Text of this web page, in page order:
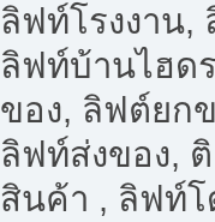
ลิฟท์โรงงาน
ลิฟท์บ้านไฮด
ของ, ลิฟต์ยก
ลิฟท์ส่งของ,
สินค้า , ลิฟท์